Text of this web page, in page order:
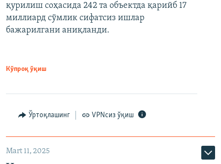
қурилиш соҳасида 242 та объектда қарийб 17
миллиард сўмлик сифатсиз ишлар
бажарилгани аниқланди.
Кўпроқ ўқиш
Ўртоқлашинг VPNсиз ўқиш
Mart 11, 2025